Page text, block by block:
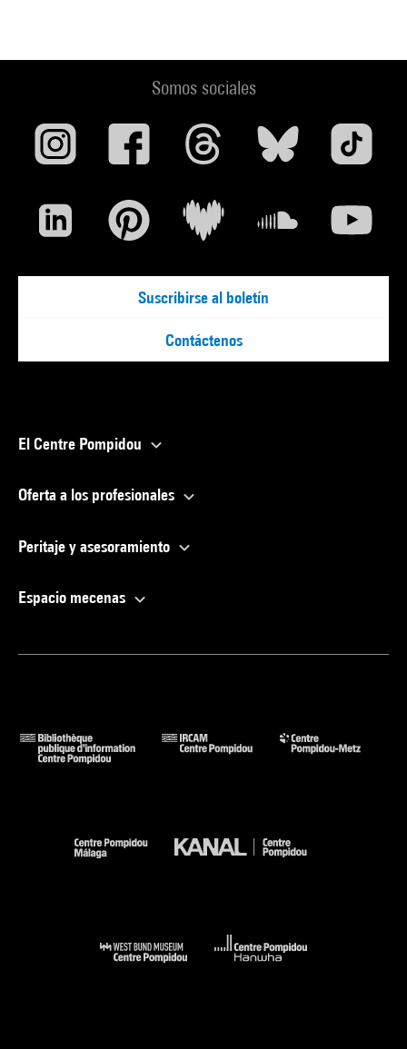
Somos sociales
Suscribirse al boletín
Contáctenos
El Centre Pompidou
Oferta a los profesionales
Peritaje y asesoramiento
Espacio mecenas